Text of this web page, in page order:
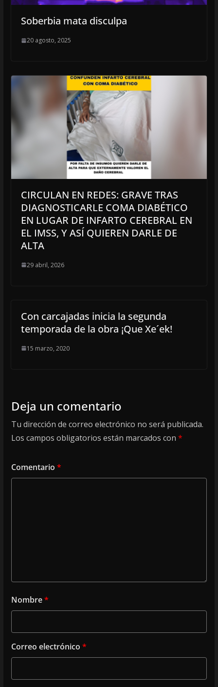
Soberbia mata disculpa
20 agosto, 2025
CIRCULAN EN REDES: GRAVE TRAS
DIAGNOSTICARLE COMA DIABÉTICO
EN LUGAR DE INFARTO CEREBRAL EN
EL IMSS, Y ASÍ QUIEREN DARLE DE
ALTA
29 abril, 2026
Con carcajadas inicia la segunda
temporada de la obra ¡Que Xe´ek!
15 marzo, 2020
Deja un comentario
Tu dirección de correo electrónico no será publicada.
Los campos obligatorios están marcados con *
Comentario *
Nombre*
Correo electrónico *